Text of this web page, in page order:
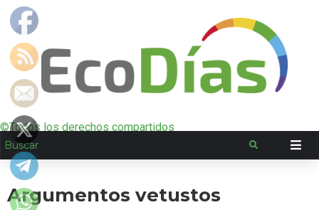
©Todos los derechos compartidos
Argumentos vetustos